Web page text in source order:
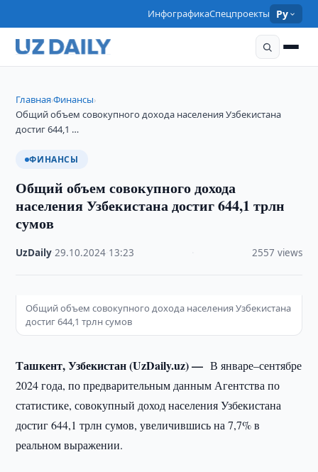
ИнфографикаСпецпроекты Ру
Главная›Финансы›
Общий объем совокупного дохода населения Узбекистана
достиг 644,1 …
ФИНАНСЫ
Общий объем совокупного дохода
населения Узбекистана достиг 644,1 трлн
сумов
UzDaily ·29.10.2024 13:23 2557 views
Общий объем совокупного дохода населения Узбекистана
достиг 644,1 трлн сумов
Ташкент, Узбекистан (UzDaily.uz) —В январе–сентябре
2024 года, по предварительным данным Агентства по
статистике, совокупный доход населения Узбекистана
достиг 644,1 трлн сумов, увеличившись на 7,7% в
реальном выражении.